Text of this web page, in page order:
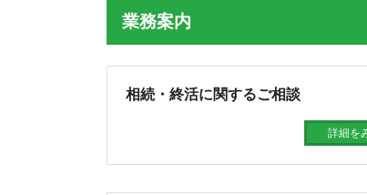
業務案内
相続・終活に関するご相談
詳細を